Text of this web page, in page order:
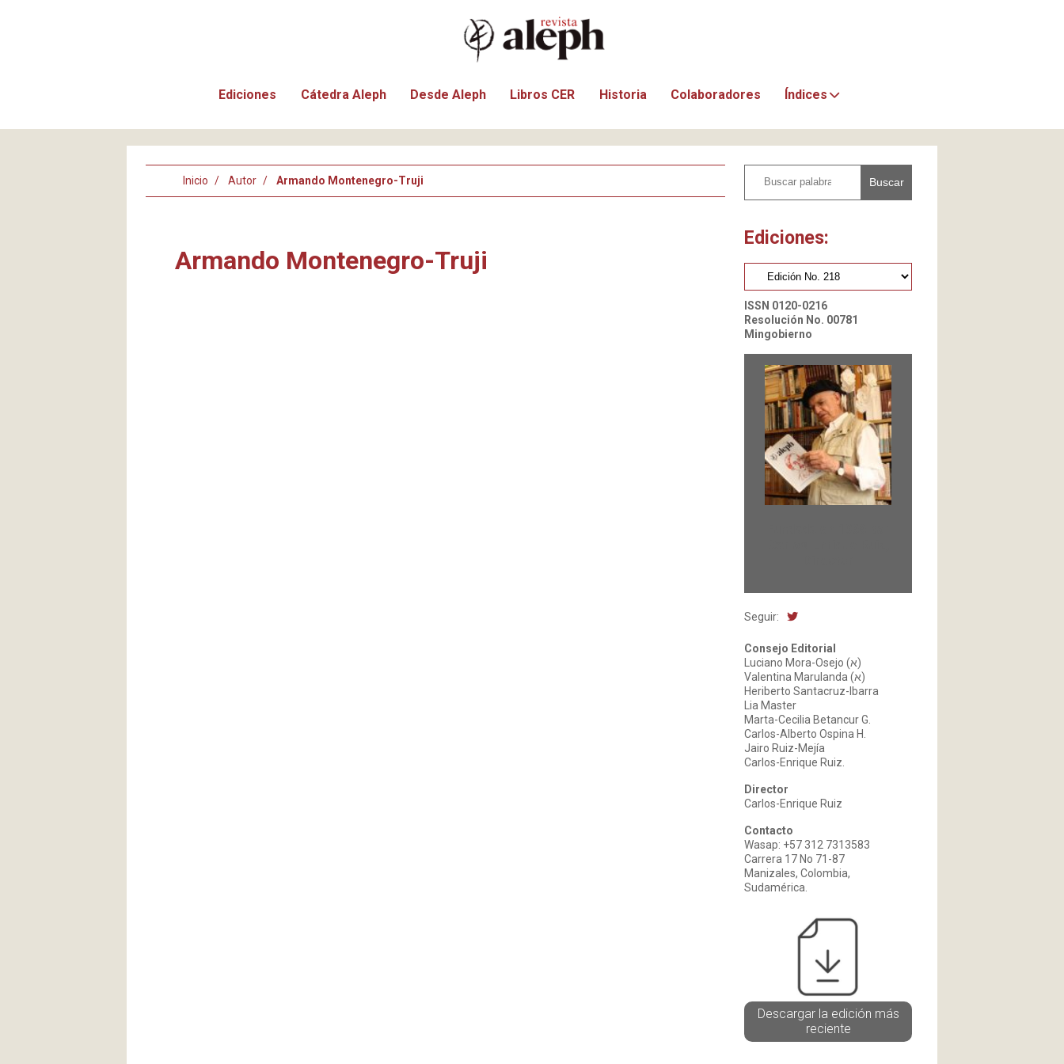
Ediciones Cátedra Aleph Desde Aleph Libros CER Historia Colaboradores Índices
Inicio Autor Armando Montenegro-Truji
Armando Montenegro-Truji
Buscar
Ediciones:
ISSN 0120-0216
Resolución No. 00781
Mingobierno
Seguir:
Consejo Editorial
Luciano Mora-Osejo (א)
Valentina Marulanda (א)
Heriberto Santacruz-Ibarra
Lia Master
Marta-Cecilia Betancur G.
Carlos-Alberto Ospina H.
Jairo Ruiz-Mejía
Carlos-Enrique Ruiz.
Director
Carlos-Enrique Ruiz
Contacto
Wasap: +57 312 7313583
Carrera 17 No 71-87
Manizales, Colombia,
Sudamérica.
Descargar la edición más
reciente